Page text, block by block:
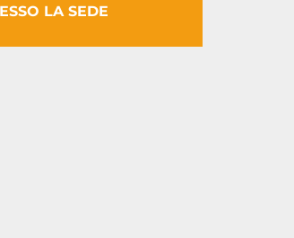
LA SEDE